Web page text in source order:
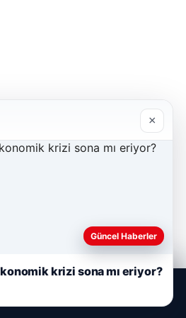
×
Güncel Haberler
krizi sona mı eriyor?